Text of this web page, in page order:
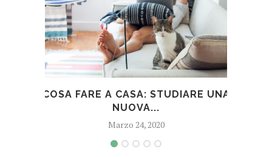
COSA FARE A CASA: STUDIARE UNA
NUOVA...
Marzo 24, 2020